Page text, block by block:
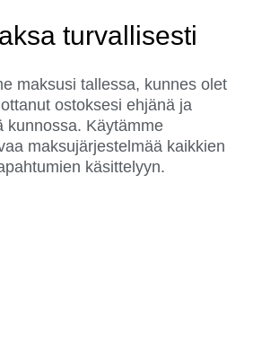
turvallisesti
maksusi tallessa, kunnes olet
ostoksesi ehjänä ja
kunnossa. Käytämme
maksujärjestelmää kaikkien
käsittelyyn.